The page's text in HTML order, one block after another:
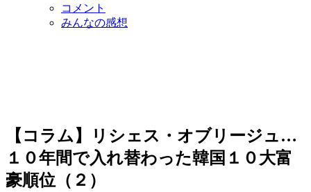
コメント
みんなの感想
【コラム】リシェス・オブリージュ…
１０年間で入れ替わった韓国１０大富
豪順位（２）